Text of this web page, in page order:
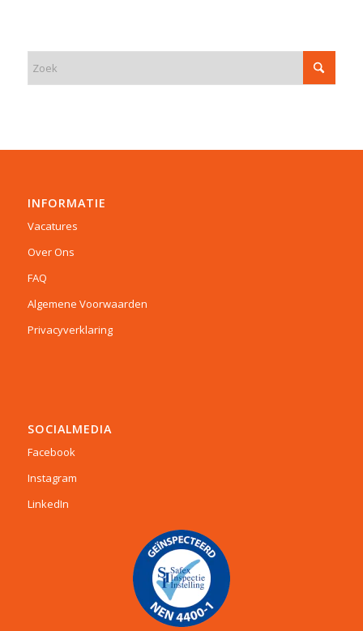
INFORMATIE
Vacatures
Over Ons
FAQ
Algemene Voorwaarden
Privacyverklaring
SOCIALMEDIA
Facebook
Instagram
LinkedIn